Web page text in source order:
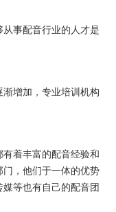
事配音行业的人才是
增加，专业培训机构
着丰富的配音经验和
，他们于一体的优势
等也有自己的配音团